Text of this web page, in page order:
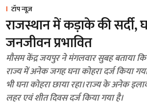
टॉप न्यूज़
राजस्थान में कड़ाके की सर्दी,
जनजीवन प्रभावित
मौसम केंद्र जयपुर ने मंगलवार सुबह बताया
राज्य में अनेक जगह घना कोहरा दर्ज किया
भी घना कोहरा छाया रहा। राज्य के अनेक
लहर एवं शीत दिवस दर्ज किया गया है।